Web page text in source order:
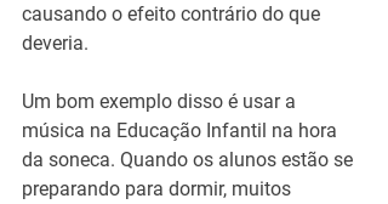
causando o efeito contrário do que
deveria.
Um bom exemplo disso é usar a
música na Educação Infantil na hora
da soneca. Quando os alunos estão se
preparando para dormir, muitos